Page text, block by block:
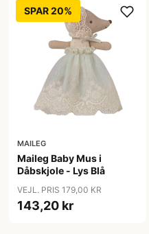
SPAR 20%
MAILEG
Maileg Baby Mus i
Dåbskjole - Lys Blå
VEJL. PRIS 179,00 KR
143,20 kr